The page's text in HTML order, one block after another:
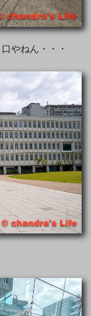
やねん・・・